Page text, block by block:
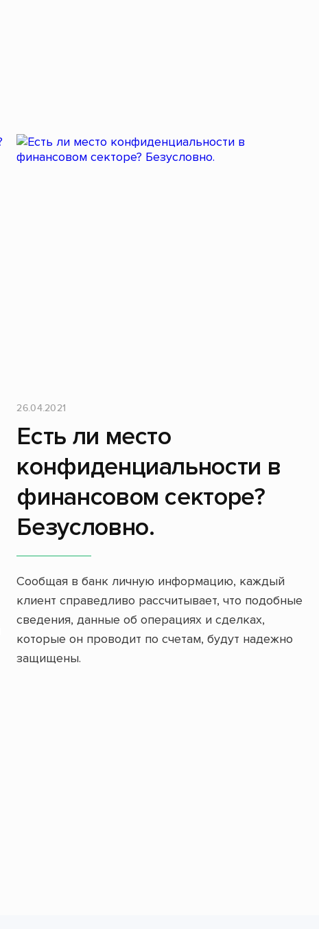
26.04.2021
Есть ли место
конфиденциальности в
финансовом секторе?
Безусловно.
Сообщая в банк личную информацию, каждый
клиент справедливо рассчитывает, что подобные
сведения, данные об операциях и сделках,
которые он проводит по счетам, будут надежно
защищены.